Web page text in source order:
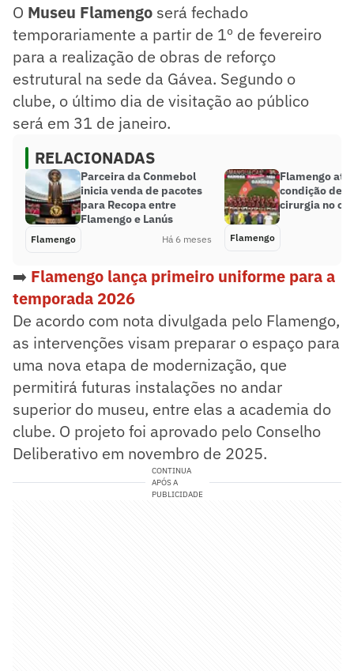
O Museu Flamengo será fechado
temporariamente a partir de 1º de fevereiro
para a realização de obras de reforço
estrutural na sede da Gávea. Segundo o
clube, o último dia de visitação ao público
será em 31 de janeiro.
RELACIONADAS
Parceira da Conmebol
inicia venda de pacotes
para Recopa entre
Flamengo e Lanús
Flamengo Há 6 meses
Flamengo
condição de
cirurgia no
Flamengo
➡️ Flamengo lança primeiro uniforme para a
temporada 2026
De acordo com nota divulgada pelo Flamengo,
as intervenções visam preparar o espaço para
uma nova etapa de modernização, que
permitirá futuras instalações no andar
superior do museu, entre elas a academia do
clube. O projeto foi aprovado pelo Conselho
Deliberativo em novembro de 2025.
CONTINUA
APÓS A
PUBLICIDADE